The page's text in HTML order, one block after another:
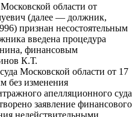
области от
(далее — должник,
признан несостоятельным
введена процедура
финансовым
К.Т.
Московской области от 17
без изменения
апелляционного суда
заявление финансового
недействительными